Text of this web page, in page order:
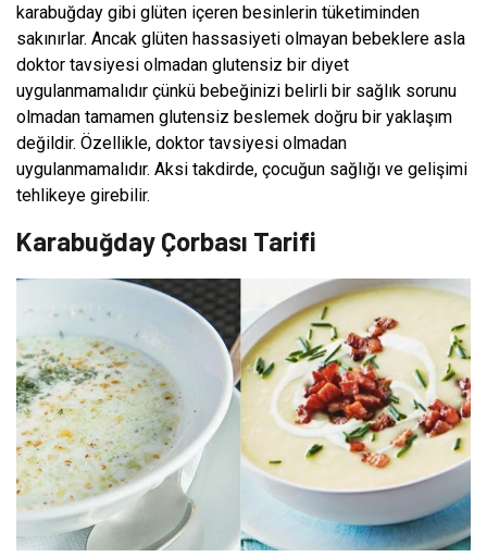
karabuğday gibi glüten içeren besinlerin tüketiminden
sakınırlar. Ancak glüten hassasiyeti olmayan bebeklere asla
doktor tavsiyesi olmadan glutensiz bir diyet
uygulanmamalıdır çünkü bebeğinizi belirli bir sağlık sorunu
olmadan tamamen glutensiz beslemek doğru bir yaklaşım
değildir. Özellikle, doktor tavsiyesi olmadan
uygulanmamalıdır. Aksi takdirde, çocuğun sağlığı ve gelişimi
tehlikeye girebilir.
Karabuğday Çorbası Tarifi